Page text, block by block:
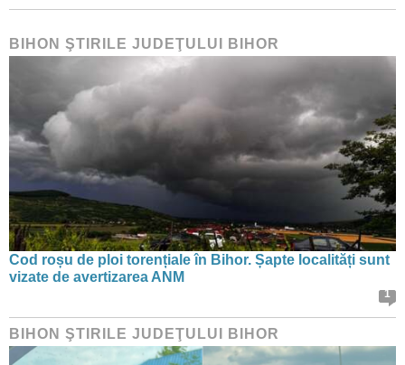
BIHON ŞTIRILE JUDEŢULUI BIHOR
Cod roșu de ploi torențiale în Bihor. Șapte localități sunt
vizate de avertizarea ANM
1
BIHON ŞTIRILE JUDEŢULUI BIHOR